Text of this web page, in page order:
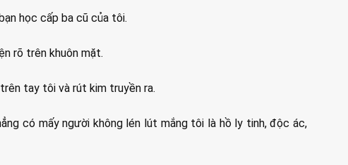
học cấp ba cũ của tôi.
rõ trên khuôn mặt.
tay tôi và rút kim truyền ra.
có mấy người không lén lút mắng tôi là hồ ly tinh, độc ác,